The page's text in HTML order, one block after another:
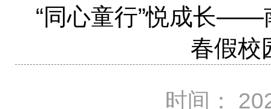
“同心童行”悦成长——
春假校
时间：